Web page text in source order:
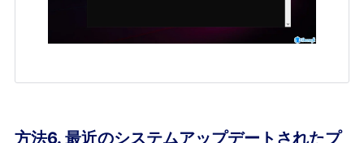
方法6. 最近のシステムアップデートされたプ